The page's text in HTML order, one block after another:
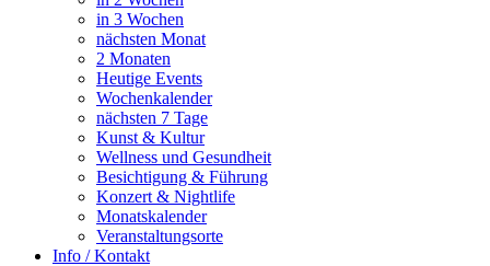
in 3 Wochen
nächsten Monat
2 Monaten
Heutige Events
Wochenkalender
nächsten 7 Tage
Kunst & Kultur
Wellness und Gesundheit
Besichtigung & Führung
Konzert & Nightlife
Monatskalender
Veranstaltungsorte
Info / Kontakt